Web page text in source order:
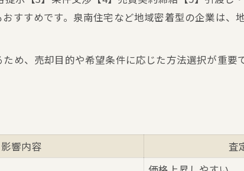
すすめです。泉南住宅など地域密着型の企業は、
め、売却目的や希望条件に応じた方法選択が重要
影響内容
査